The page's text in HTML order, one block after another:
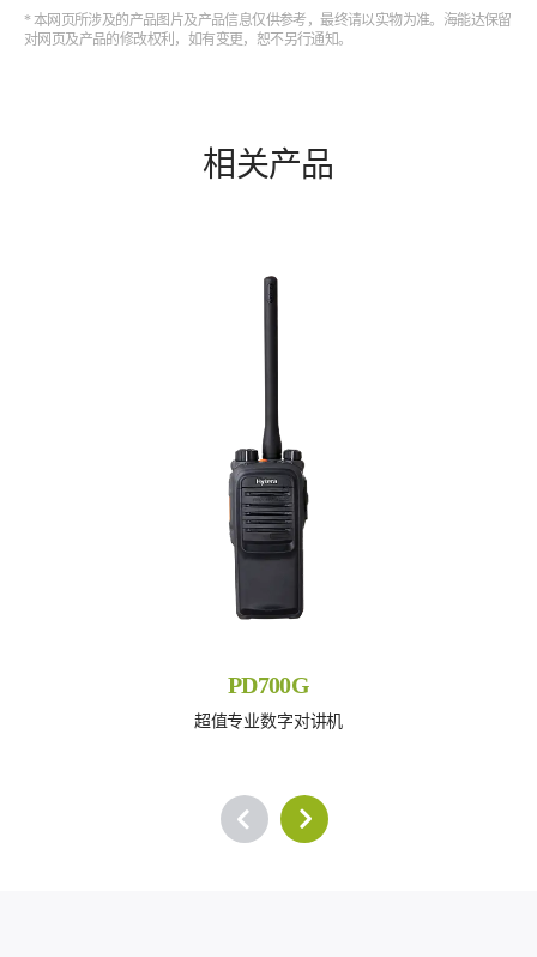
* 本网页所涉及的产品图片及产品信息仅供参考，最终请以实物为准。海能达保留
对网页及产品的修改权利，如有变更，恕不另行通知。
相关产品
PD700G
超值专业数字对讲机